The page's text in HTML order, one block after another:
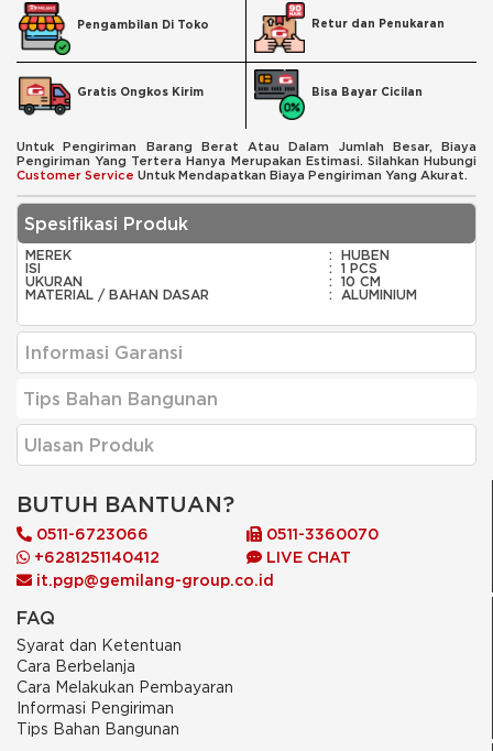
Pengambilan Di Toko Retur dan Penukaran
Gratis Ongkos Kirim Bisa Bayar Cicilan
Untuk Pengiriman Barang Berat Atau Dalam Jumlah Besar, Biaya
Pengiriman Yang Tertera Hanya Merupakan Estimasi. Silahkan Hubungi
Customer Service Untuk Mendapatkan Biaya Pengiriman Yang Akurat.
Spesifikasi Produk
MEREK : HUBEN
ISI
: 1 PCS
UKURAN
: 10 CM
MATERIAL / BAHAN DASAR
: ALUMINIUM
Informasi Garansi
Tips Bahan Bangunan
Ulasan Produk
BUTUH BANTUAN?
0511-6723066
0511-3360070
+6281251140412
LIVE CHAT
it.pgp@gemilang-group.co.id
FAQ
Syarat dan Ketentuan
Cara Berbelanja
Cara Melakukan Pembayaran
Informasi Pengiriman
Tips Bahan Bangunan